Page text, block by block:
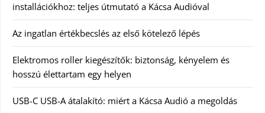
installációkhoz: teljes útmutató a Kácsa Audióval
Az ingatlan értékbecslés az első kötelező lépés
Elektromos roller kiegészítők: biztonság, kényelem és
hosszú élettartam egy helyen
USB-C USB-A átalakító: miért a Kácsa Audió a megoldás